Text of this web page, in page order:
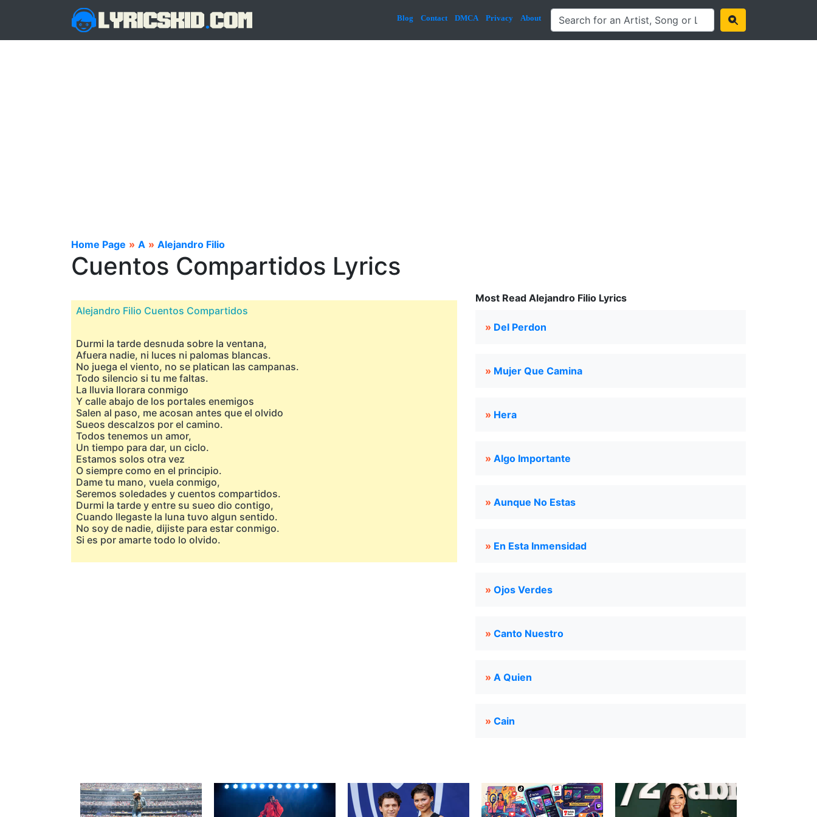
Blog Contact DMCA Privacy About
Home Page » A » Alejandro Filio
Cuentos Compartidos Lyrics
Alejandro Filio Cuentos Compartidos
Durmi la tarde desnuda sobre la ventana,
Afuera nadie, ni luces ni palomas blancas.
No juega el viento, no se platican las campanas.
Todo silencio si tu me faltas.
La lluvia llorara conmigo
Y calle abajo de los portales enemigos
Salen al paso, me acosan antes que el olvido
Sueos descalzos por el camino.
Todos tenemos un amor,
Un tiempo para dar, un ciclo.
Estamos solos otra vez
O siempre como en el principio.
Dame tu mano, vuela conmigo,
Seremos soledades y cuentos compartidos.
Durmi la tarde y entre su sueo dio contigo,
Cuando llegaste la luna tuvo algun sentido.
No soy de nadie, dijiste para estar conmigo.
Si es por amarte todo lo olvido.
Most Read Alejandro Filio Lyrics
» Del Perdon
» Mujer Que Camina
» Hera
» Algo Importante
» Aunque No Estas
» En Esta Inmensidad
» Ojos Verdes
» Canto Nuestro
» A Quien
» Cain